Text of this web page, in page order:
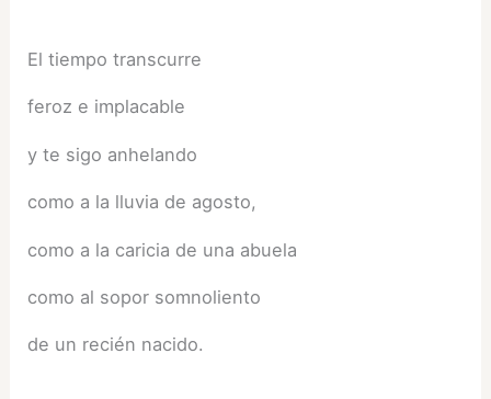
El tiempo transcurre
feroz e implacable
y te sigo anhelando
como a la lluvia de agosto,
como a la caricia de una abuela
como al sopor somnoliento
de un recién nacido.